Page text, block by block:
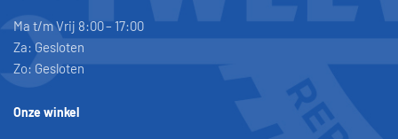
Ma t/m Vrij 8:00 – 17:00
Za: Gesloten
Zo: Gesloten
Onze winkel